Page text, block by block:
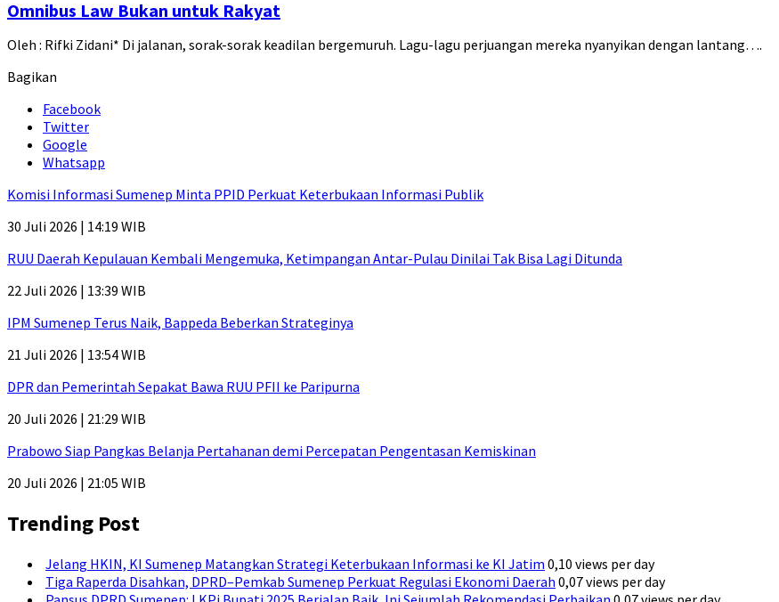
Omnibus Law Bukan untuk Rakyat
Oleh : Rifki Zidani* Di jalanan, sorak-sorak keadilan bergemuruh. Lagu-lagu perjuangan mereka nyanyikan dengan lantang….
Bagikan
Facebook
Twitter
Google
Whatsapp
Komisi Informasi Sumenep Minta PPID Perkuat Keterbukaan Informasi Publik
30 Juli 2026 | 14:19 WIB
RUU Daerah Kepulauan Kembali Mengemuka, Ketimpangan Antar-Pulau Dinilai Tak Bisa Lagi Ditunda
22 Juli 2026 | 13:39 WIB
IPM Sumenep Terus Naik, Bappeda Beberkan Strateginya
21 Juli 2026 | 13:54 WIB
DPR dan Pemerintah Sepakat Bawa RUU PFII ke Paripurna
20 Juli 2026 | 21:29 WIB
Prabowo Siap Pangkas Belanja Pertahanan demi Percepatan Pengentasan Kemiskinan
20 Juli 2026 | 21:05 WIB
Trending Post
Jelang HKIN, KI Sumenep Matangkan Strategi Keterbukaan Informasi ke KI Jatim 0,10 views per day
Tiga Raperda Disahkan, DPRD–Pemkab Sumenep Perkuat Regulasi Ekonomi Daerah 0,07 views per day